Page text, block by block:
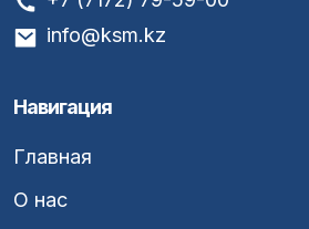
info@ksm.kz
Навигация
Главная
О нас